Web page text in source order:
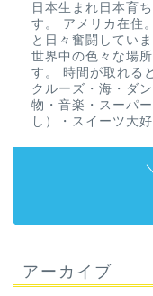
日本生まれ日本育
す。 アメリカ在住
と日々奮闘してい
世界中の色々な場
す。 時間が取れる
クルーズ・海・ダ
物・音楽・スーパ
し）・スイーツ大好
アーカイブ